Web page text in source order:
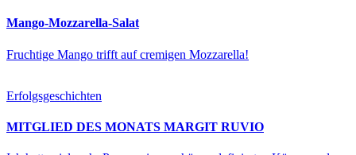
Mango-Mozzarella-Salat
Fruchtige Mango trifft auf cremigen Mozzarella!
Erfolgsgeschichten
MITGLIED DES MONATS MARGIT RUVIO